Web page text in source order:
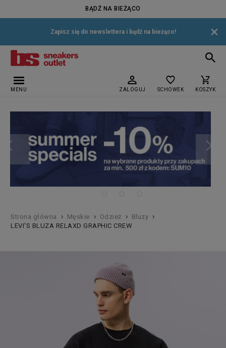
BĄDŹ NA BIEŻĄCO
Zapisz się do newslettera i bądź na bieżąco! ×
MENU ZALOGUJ SCHOWEK KOSZYK
Strona główna › Męskie › Odzież › Bluzy ›
LEVI'S BLUZA RELAXD GRAPHIC CREW